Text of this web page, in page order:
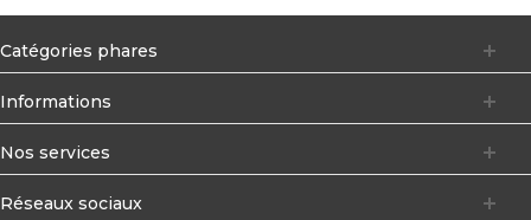
Catégories phares
Informations
Nos services
Réseaux sociaux